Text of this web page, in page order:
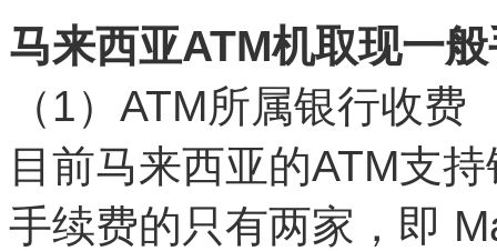
马来西亚ATM机取现一
（1）ATM所属银行收费
目前马来西亚的ATM支
手续费的只有两家，即